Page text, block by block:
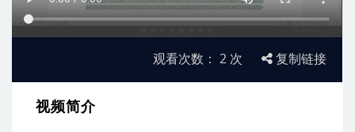
观看次数： 2 次 复制链接
视频简介